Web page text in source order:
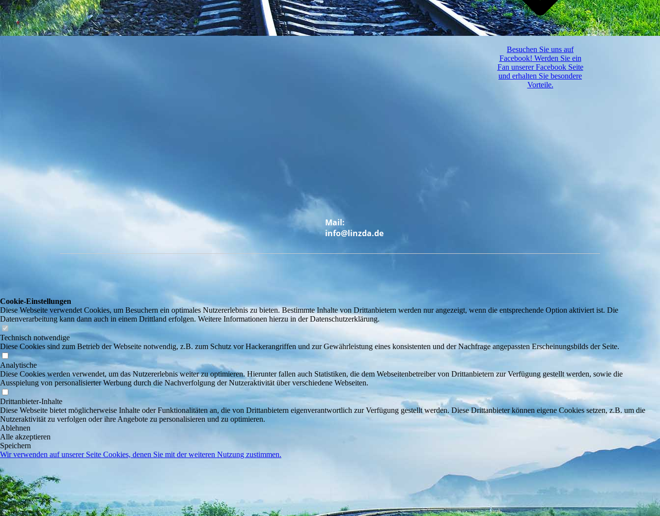
Besuchen Sie uns auf
Facebook! Werden Sie ein
Fan unserer Facebook Seite
und erhalten Sie besondere
Vorteile.
Mail:
info@linzda.de
Cookie-Einstellungen
Diese Webseite verwendet Cookies, um Besuchern ein optimales Nutzererlebnis zu bieten. Bestimmte Inhalte von Drittanbietern werden nur angezeigt, wenn die entsprechende Option aktiviert ist. Die
Datenverarbeitung kann dann auch in einem Drittland erfolgen. Weitere Informationen hierzu in der Datenschutzerklärung.
Technisch notwendige
Diese Cookies sind zum Betrieb der Webseite notwendig, z.B. zum Schutz vor Hackerangriffen und zur Gewährleistung eines konsistenten und der Nachfrage angepassten Erscheinungsbilds der Seite.
Analytische
Diese Cookies werden verwendet, um das Nutzererlebnis weiter zu optimieren. Hierunter fallen auch Statistiken, die dem Webseitenbetreiber von Drittanbietern zur Verfügung gestellt werden, sowie die
Ausspielung von personalisierter Werbung durch die Nachverfolgung der Nutzeraktivität über verschiedene Webseiten.
Drittanbieter-Inhalte
Diese Webseite bietet möglicherweise Inhalte oder Funktionalitäten an, die von Drittanbietern eigenverantwortlich zur Verfügung gestellt werden. Diese Drittanbieter können eigene Cookies setzen, z.B. um die
Nutzeraktivität zu verfolgen oder ihre Angebote zu personalisieren und zu optimieren.
Ablehnen
Alle akzeptieren
Speichern
Wir verwenden auf unserer Seite Cookies, denen Sie mit der weiteren Nutzung zustimmen.